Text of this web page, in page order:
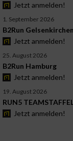
Jetzt anmelden!
1. September 2026
B2Run Gelsenkirchen
Jetzt anmelden!
25. August 2026
B2Run Hamburg
Jetzt anmelden!
19. August 2026
RUN5
Jetzt anmelden!